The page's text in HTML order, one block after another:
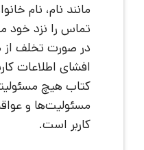
مانند نام، نام
تماس را نزد خود
در صورت تخلف از
افشای اطلاعات
کتاب هیچ
مسئولیت‌ها و
کاربر است.